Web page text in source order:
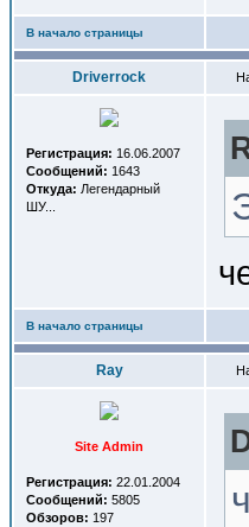
В начало страницы
Driverrock
Регистрация: 16.06.2007
Сообщений: 1643
Откуда: Легендарный
ШУ...
В начало страницы
Ray
Site Admin
Регистрация: 22.01.2004
Сообщений: 5805
Обзоров: 197